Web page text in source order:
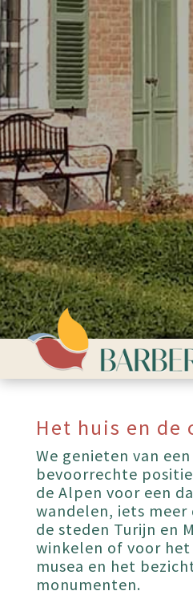
Het huis en de
We genieten van
bevoorrechte
de Alpen voor een
wandelen, iets meer
de steden Turijn en
winkelen of voor het
musea en het
monumenten.